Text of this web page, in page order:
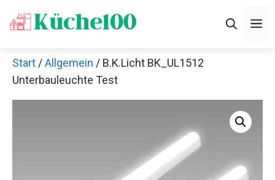
Inhalt
Start /Allgemein / B.K.Licht BK_UL1512
Unterbauleuchte Test